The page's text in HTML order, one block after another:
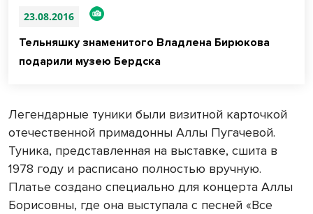
23.08.2016
Тельняшку знаменитого Владлена Бирюкова
подарили музею Бердска
Легендарные туники были визитной карточкой
отечественной примадонны Аллы Пугачевой.
Туника, представленная на выставке, сшита в
1978 году и расписано полностью вручную.
Платье создано специально для концерта Аллы
Борисовны, где она выступала с песней «Все